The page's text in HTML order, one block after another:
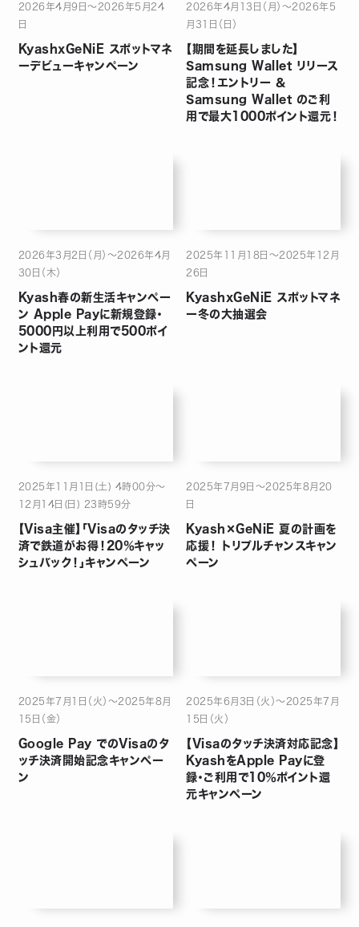
2026年4月9日〜2026年5月24
日
KyashxGeNiE スポットマネ
ーデビューキャンペーン
2026年4月13日（月）～2026年5
月31日（日）
【期間を延長しました】
Samsung Wallet リリース
記念！エントリー ＆
Samsung Wallet のご利
用で最大1000ポイント還元！
2026年3月2日（月）～2026年4月
30日（木）
Kyash春の新生活キャンペー
ン Apple Payに新規登録・
5000円以上利用で500ポイ
ント還元
2025年11月18日〜2025年12月
26日
KyashxGeNiE スポットマネ
ー冬の大抽選会
2025年11月1日(土) 4時00分～
12月14日(日) 23時59分
【Visa主催】「Visaのタッチ決
済で鉄道がお得！20％キャッ
シュバック！」キャンペーン
2025年7月9日〜2025年8月20
日
Kyash×GeNiE 夏の計画を
応援！ トリプルチャンスキャン
ペーン
2025年7月1日（火）～2025年8月
15日（金）
Google Pay でのVisaのタ
ッチ決済開始記念キャンペー
ン
2025年6月3日（火）～2025年7月
15日（火）
【Visaのタッチ決済対応記念】
KyashをApple Payに登
録・ご利用で10％ポイント還
元キャンペーン